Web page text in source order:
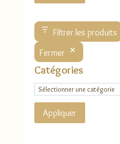
Filtrer les produits
Fermer
Catégories
Sélectionner
une
catégorie
Appliquer